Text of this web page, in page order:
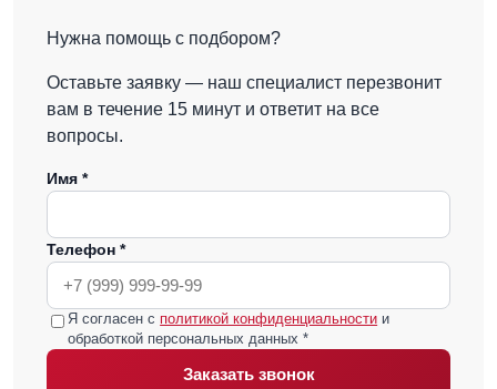
Нужна помощь с подбором?
Оставьте заявку — наш специалист перезвонит
вам в течение 15 минут и ответит на все
вопросы.
Имя *
Телефон *
Я согласен с политикой конфиденциальности и
обработкой персональных данных *
Заказать звонок